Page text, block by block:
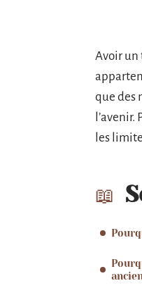
Avoir un
que des
les